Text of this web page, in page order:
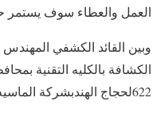
العمل والعطاء سوف يستمر
​وبين القائد الكشفي
الكشافة بالكليه التقنية
622لحجاج الهندبشركة الماسيه